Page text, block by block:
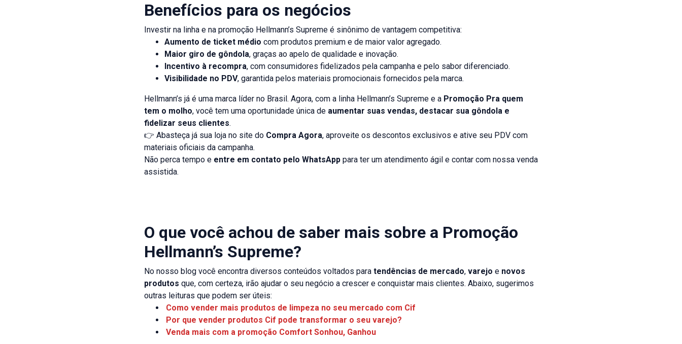
Benefícios para os negócios
Investir na linha e na promoção Hellmann’s Supreme é sinônimo de vantagem competitiva:
Aumento de ticket médio com produtos premium e de maior valor agregado.
Maior giro de gôndola, graças ao apelo de qualidade e inovação.
Incentivo à recompra, com consumidores fidelizados pela campanha e pelo sabor diferenciado.
Visibilidade no PDV, garantida pelos materiais promocionais fornecidos pela marca.
Hellmann’s já é uma marca líder no Brasil. Agora, com a linha Hellmann’s Supreme e a Promoção Pra quem
tem o molho, você tem uma oportunidade única de aumentar suas vendas, destacar sua gôndola e
fidelizar seus clientes.
👉 Abasteça já sua loja no site do Compra Agora, aproveite os descontos exclusivos e ative seu PDV com
materiais oficiais da campanha.
Não perca tempo e entre em contato pelo WhatsApp para ter um atendimento ágil e contar com nossa venda
assistida.
O que você achou de saber mais sobre a Promoção
Hellmann’s Supreme?
No nosso blog você encontra diversos conteúdos voltados para tendências de mercado, varejo e novos
produtos que, com certeza, irão ajudar o seu negócio a crescer e conquistar mais clientes. Abaixo, sugerimos
outras leituras que podem ser úteis:
Como vender mais produtos de limpeza no seu mercado com Cif
Por que vender produtos Cif pode transformar o seu varejo?
Venda mais com a promoção Comfort Sonhou, Ganhou